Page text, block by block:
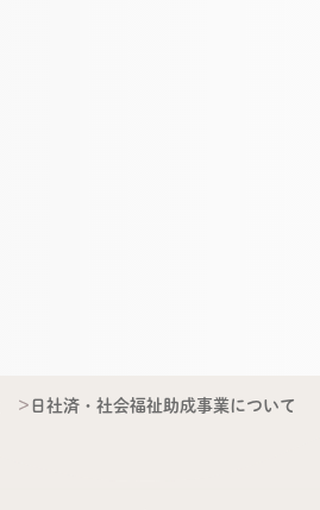
日社済・社会福祉助成事業について